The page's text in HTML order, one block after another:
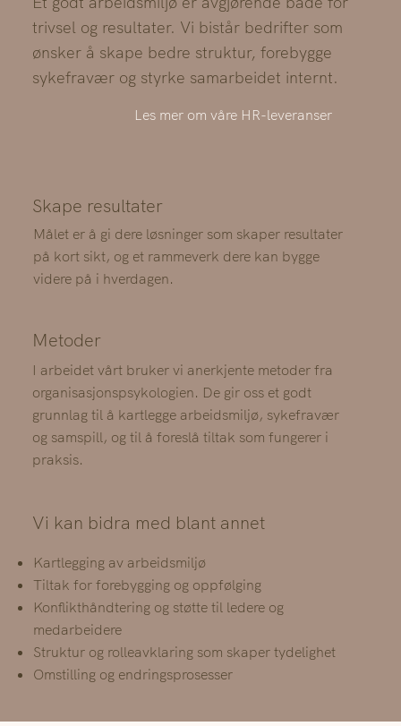
trivsel og resultater. Vi bistår bedrifter som
ønsker å skape bedre struktur, forebygge
sykefravær og styrke samarbeidet internt.
Les mer om våre HR-leveranser
Skape resultater
Målet er å gi dere løsninger som skaper resultater
på kort sikt, og et rammeverk dere kan bygge
videre på i hverdagen.
Metoder
I arbeidet vårt bruker vi anerkjente metoder fra
organisasjonspsykologien. De gir oss et godt
grunnlag til å kartlegge arbeidsmiljø, sykefravær
og samspill, og til å foreslå tiltak som fungerer i
praksis.
Vi kan bidra med blant annet
Kartlegging av arbeidsmiljø
Tiltak for forebygging og oppfølging
Konflikthåndtering og støtte til ledere og
medarbeidere
Struktur og rolleavklaring som skaper tydelighet
Omstilling og endringsprosesser